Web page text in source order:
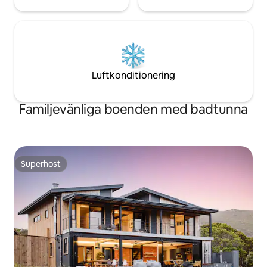
Luftkonditionering
Familjevänliga boenden med badtunna
Superhost
Superhost